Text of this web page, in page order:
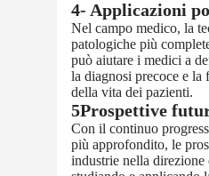
4- Applicazioni
Nel campo medico, la
patologiche più
può aiutare i medici a
la diagnosi precoce e la
della vita dei pazienti.
5Prospettive
Con il continuo
più approfondito, le
industrie nella direzione